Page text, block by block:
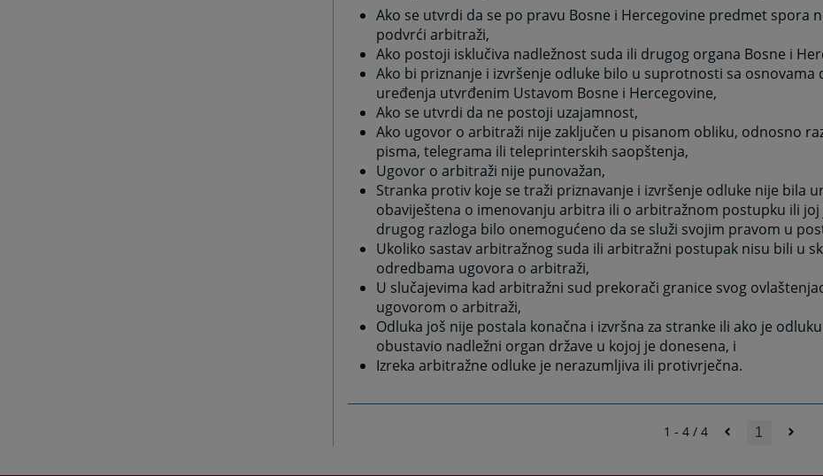
Ako se utvrdi da se po pravu Bosne i Hercegovine predmet spora
podvrći arbitraži,
Ako postoji isklučiva nadležnost suda ili drugog organa Bosne i
Ako bi priznanje i izvršenje odluke bilo u suprotnosti sa osnovama
uređenja utvrđenim Ustavom Bosne i Hercegovine,
Ako se utvrdi da ne postoji uzajamnost,
Ako ugovor o arbitraži nije zaključen u pisanom obliku, odnosno
pisma, telegrama ili teleprinterskih saopštenja,
Ugovor o arbitraži nije punovažan,
Stranka protiv koje se traži priznavanje i izvršenje odluke nije bila
obaviještena o imenovanju arbitra ili o arbitražnom postupku ili joj
drugog razloga bilo onemogućeno da se služi svojim pravom u
Ukoliko sastav arbitražnog suda ili arbitražni postupak nisu bili u
odredbama ugovora o arbitraži,
U slučajevima kad arbitražni sud prekorači granice svog
ugovorom o arbitraži,
Odluka još nije postala konačna i izvršna za stranke ili ako je
obustavio nadležni organ države u kojoj je donesena, i
Izreka arbitražne odluke je nerazumljiva ili protivrječna.
1 - 4 / 4 1